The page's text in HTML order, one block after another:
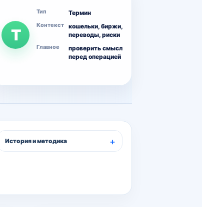
T
Тип Термин
Контекст
кошельки, биржи,
переводы, риски
Главное
проверить смысл
перед операцией
История и методика